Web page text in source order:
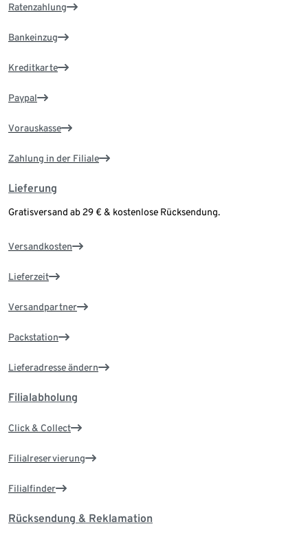
Ratenzahlung
Bankeinzug
Kreditkarte
Paypal
Vorauskasse
Zahlung in der Filiale
Lieferung
Gratisversand ab 29 € & kostenlose Rücksendung.
Versandkosten
Lieferzeit
Versandpartner
Packstation
Lieferadresse ändern
Filialabholung
Click & Collect
Filialreservierung
Filialfinder
Rücksendung & Reklamation